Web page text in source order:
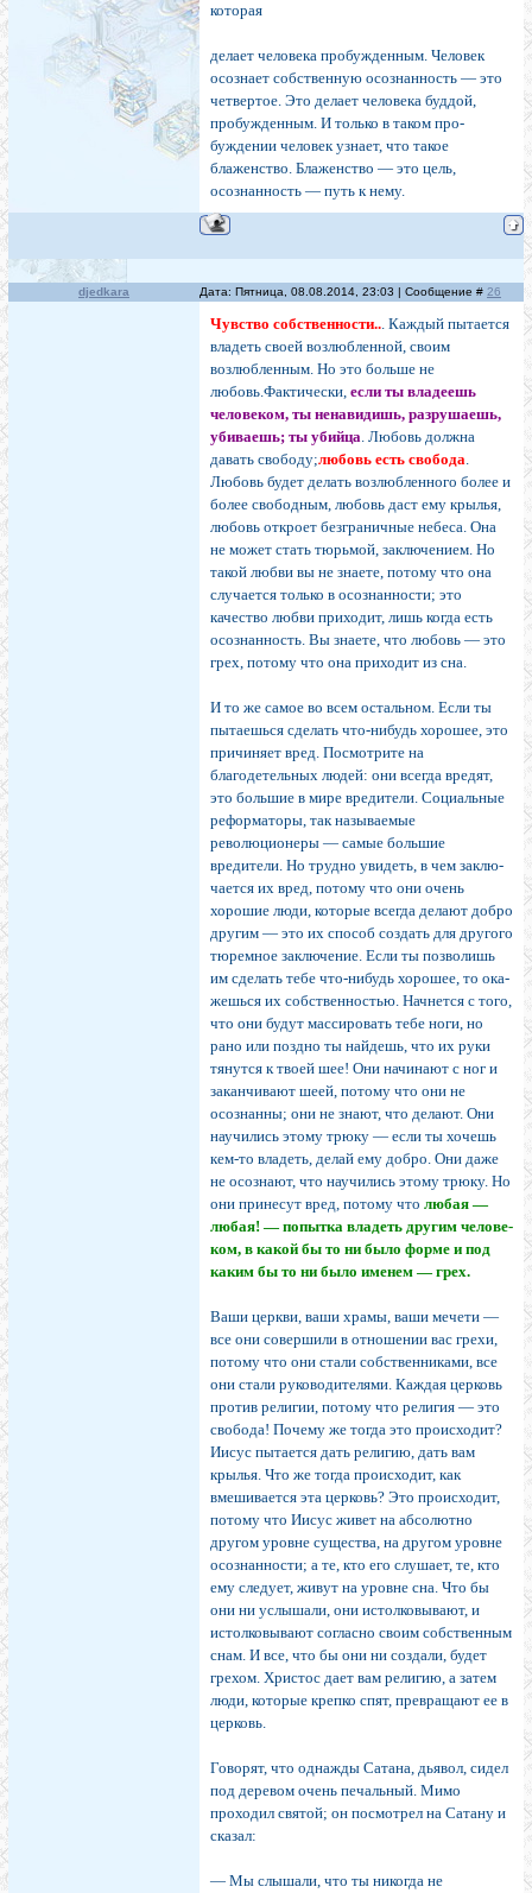
которая
делает человека пробужденным. Человек
осознает соб­ственную осознанность — это
четвертое. Это делает человека буддой,
пробужденным. И только в таком про­
буждении человек узнает, что такое
блаженство. Бла­женство — это цель,
осознанность — путь к нему.
djedkara Дата: Пятница, 08.08.2014, 23:03 | Сообщение # 26
Чувство собственности... Каждый пытается
владеть своей возлюбленной, своим
возлюбленным. Но это больше не
любовь.Фактически, если ты владеешь
человеком, ты ненавидишь, разрушаешь,
убиваешь; ты убийца. Любовь должна
давать свободу;любовь есть свобода.
Любовь будет делать возлюбленного более и
более сво­бодным, любовь даст ему крылья,
любовь откроет безгра­ничные небеса. Она
не может стать тюрьмой, заключе­нием. Но
такой любви вы не знаете, потому что она
случается только в осознанности; это
качество любви приходит, лишь когда есть
осознанность. Вы знаете, что любовь — это
грех, потому что она приходит из сна.
И то же самое во всем остальном. Если ты
пытаешься сделать что-нибудь хорошее, это
причиняет вред. Посмот­рите на
благодетельных людей: они всегда вредят,
это боль­шие в мире вредители. Социальные
реформаторы, так на­зываемые
революционеры — самые большие
вредители. Но трудно увидеть, в чем заклю­
чается их вред, потому что они очень
хорошие люди, которые всегда делают добро
другим — это их способ создать для дру­гого
тюремное заключение. Если ты позволишь
им сделать тебе что-нибудь хорошее, то ока­
жешься их собственностью. Начнется с того,
что они будут массировать тебе ноги, но
рано или поздно ты найдешь, что их руки
тянутся к твоей шее! Они начинают с ног и
заканчивают шеей, потому что они не
осознанны; они не знают, что делают. Они
научились этому трюку — если ты хочешь
кем-то владеть, делай ему добро. Они даже
не осознают, что научились этому трюку. Но
они принесут вред, потому что любая —
любая! — попытка владеть другим челове­
ком, в какой бы то ни было форме и под
каким бы то ни было именем — грех.
Ваши церкви, ваши храмы, ваши мечети —
все они совершили в отношении вас грехи,
потому что они ста­ли собственниками, все
они стали руководителями. Каж­дая церковь
против религии, потому что религия — это
свобода! Почему же тогда это происходит?
Иисус пыта­ется дать религию, дать вам
крылья. Что же тогда про­исходит, как
вмешивается эта церковь? Это происходит,
потому что Иисус живет на абсолютно
другом уровне существа, на другом уровне
осознанности; а те, кто его слушает, те, кто
ему следует, живут на уровне сна. Что бы
они ни услышали, они истолковывают, и
истолковы­вают согласно своим собственным
снам. И все, что бы они ни создали, будет
грехом. Христос дает вам рели­гию, а затем
люди, которые крепко спят, превращают ее в
церковь.
Говорят, что однажды Сатана, дьявол, сидел
под дере­вом очень печальный. Мимо
проходил святой; он по­смотрел на Сатану и
сказал:
— Мы слышали, что ты никогда не